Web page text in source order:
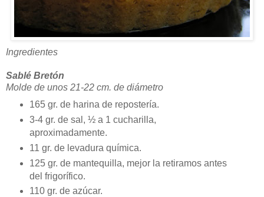
Ingredientes
Sablé Bretón
Molde de unos 21-22 cm. de diámetro
165 gr. de harina de repostería.
3-4 gr. de sal, ½ a 1 cucharilla,
aproximadamente.
11 gr. de levadura química.
125 gr. de mantequilla, mejor la retiramos antes
del frigorífico.
110 gr. de azúcar.